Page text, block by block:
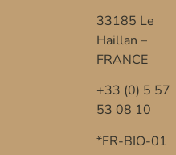
33185 Le
Haillan –
FRANCE
+33 (0) 5 57
53 08 10
*FR-BIO-01